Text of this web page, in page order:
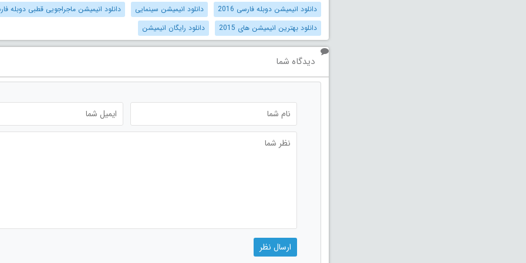
دانلود انیمیشن دوبله فارسی 2016 دانلود انیمیشن سینمایی
دانلود انیمیشن ماجراجویی قطبی دوبله
دانلود بهترین انیمیشن های 2015
دانلود رایگان انیمیشن
دیدگاه شما